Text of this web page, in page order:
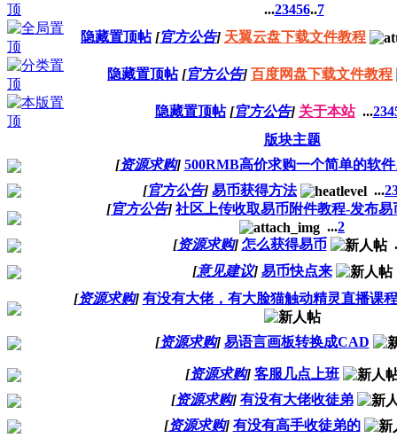
...23456..7
隐藏置顶帖 [官方公告] 天翼云盘下载文件教程
隐藏置顶帖 [官方公告] 百度网盘下载文件教程
隐藏置顶帖 [官方公告] 关于本站 ...234
版块主题
[资源求购] 500RMB高价求购一个简单的软
[官方公告] 易币获得方法 ...2
[官方公告] 社区上传收取易币附件教程-发布易
...2
[资源求购] 怎么获得易币
[意见建议] 易币快点来
[资源求购] 有没有大佬，有大脸猫触动精灵直播课
[资源求购] 易语言画板转换成CAD
[资源求购] 客服几点上班
[资源求购] 有没有大佬收徒弟
[资源求购] 有没有高手收徒弟的